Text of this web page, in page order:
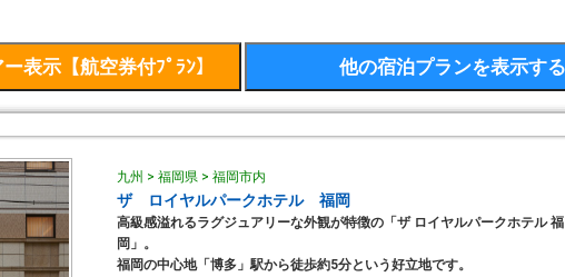
九州 > 福岡県 > 福岡市内
ザ ロイヤルパークホテル 福岡
高級感溢れるラグジュアリーな外観が特徴の「ザ ロイヤルパークホテル 福
岡」。
福岡の中心地「博多」駅から徒歩約5分という好立地です。